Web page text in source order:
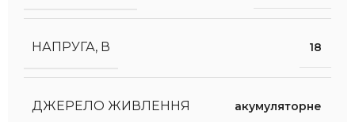
НАПРУГА, В 18
ДЖЕРЕЛО ЖИВЛЕННЯ акумуляторне